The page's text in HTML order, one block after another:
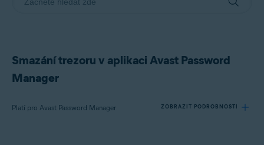
Smazání trezoru v aplikaci Avast Password
Manager
Platí pro Avast Password Manager ZOBRAZIT PODROBNOSTI